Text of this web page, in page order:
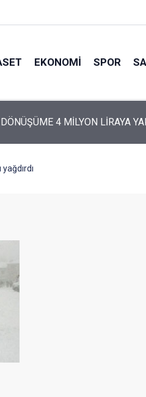
EKONOMI SPOR
69 KİŞİLİK KURUCU KADROSU